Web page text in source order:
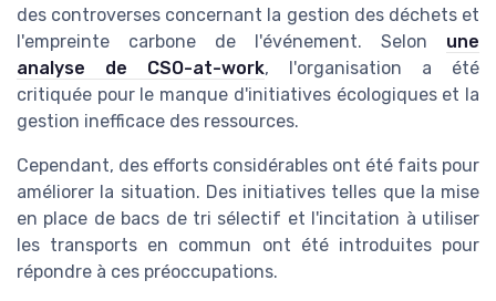
des controverses concernant la gestion des déchets et
l'empreinte carbone de l'événement. Selon une
analyse de CSO-at-work, l'organisation a été
critiquée pour le manque d'initiatives écologiques et la
gestion inefficace des ressources.
Cependant, des efforts considérables ont été faits pour
améliorer la situation. Des initiatives telles que la mise
en place de bacs de tri sélectif et l'incitation à utiliser
les transports en commun ont été introduites pour
répondre à ces préoccupations.